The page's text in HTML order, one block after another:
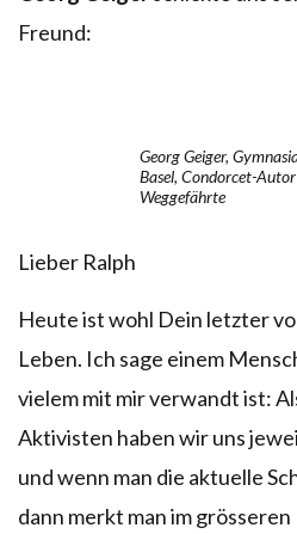
Freund:
Georg Geiger,
Basel, Condorcet-
Weggefährte
Lieber Ralph
Heute ist wohl Dein letzter
Leben. Ich sage einem
vielem mit mir verwandt ist:
Aktivisten haben wir uns
und wenn man die aktuelle
dann merkt man im